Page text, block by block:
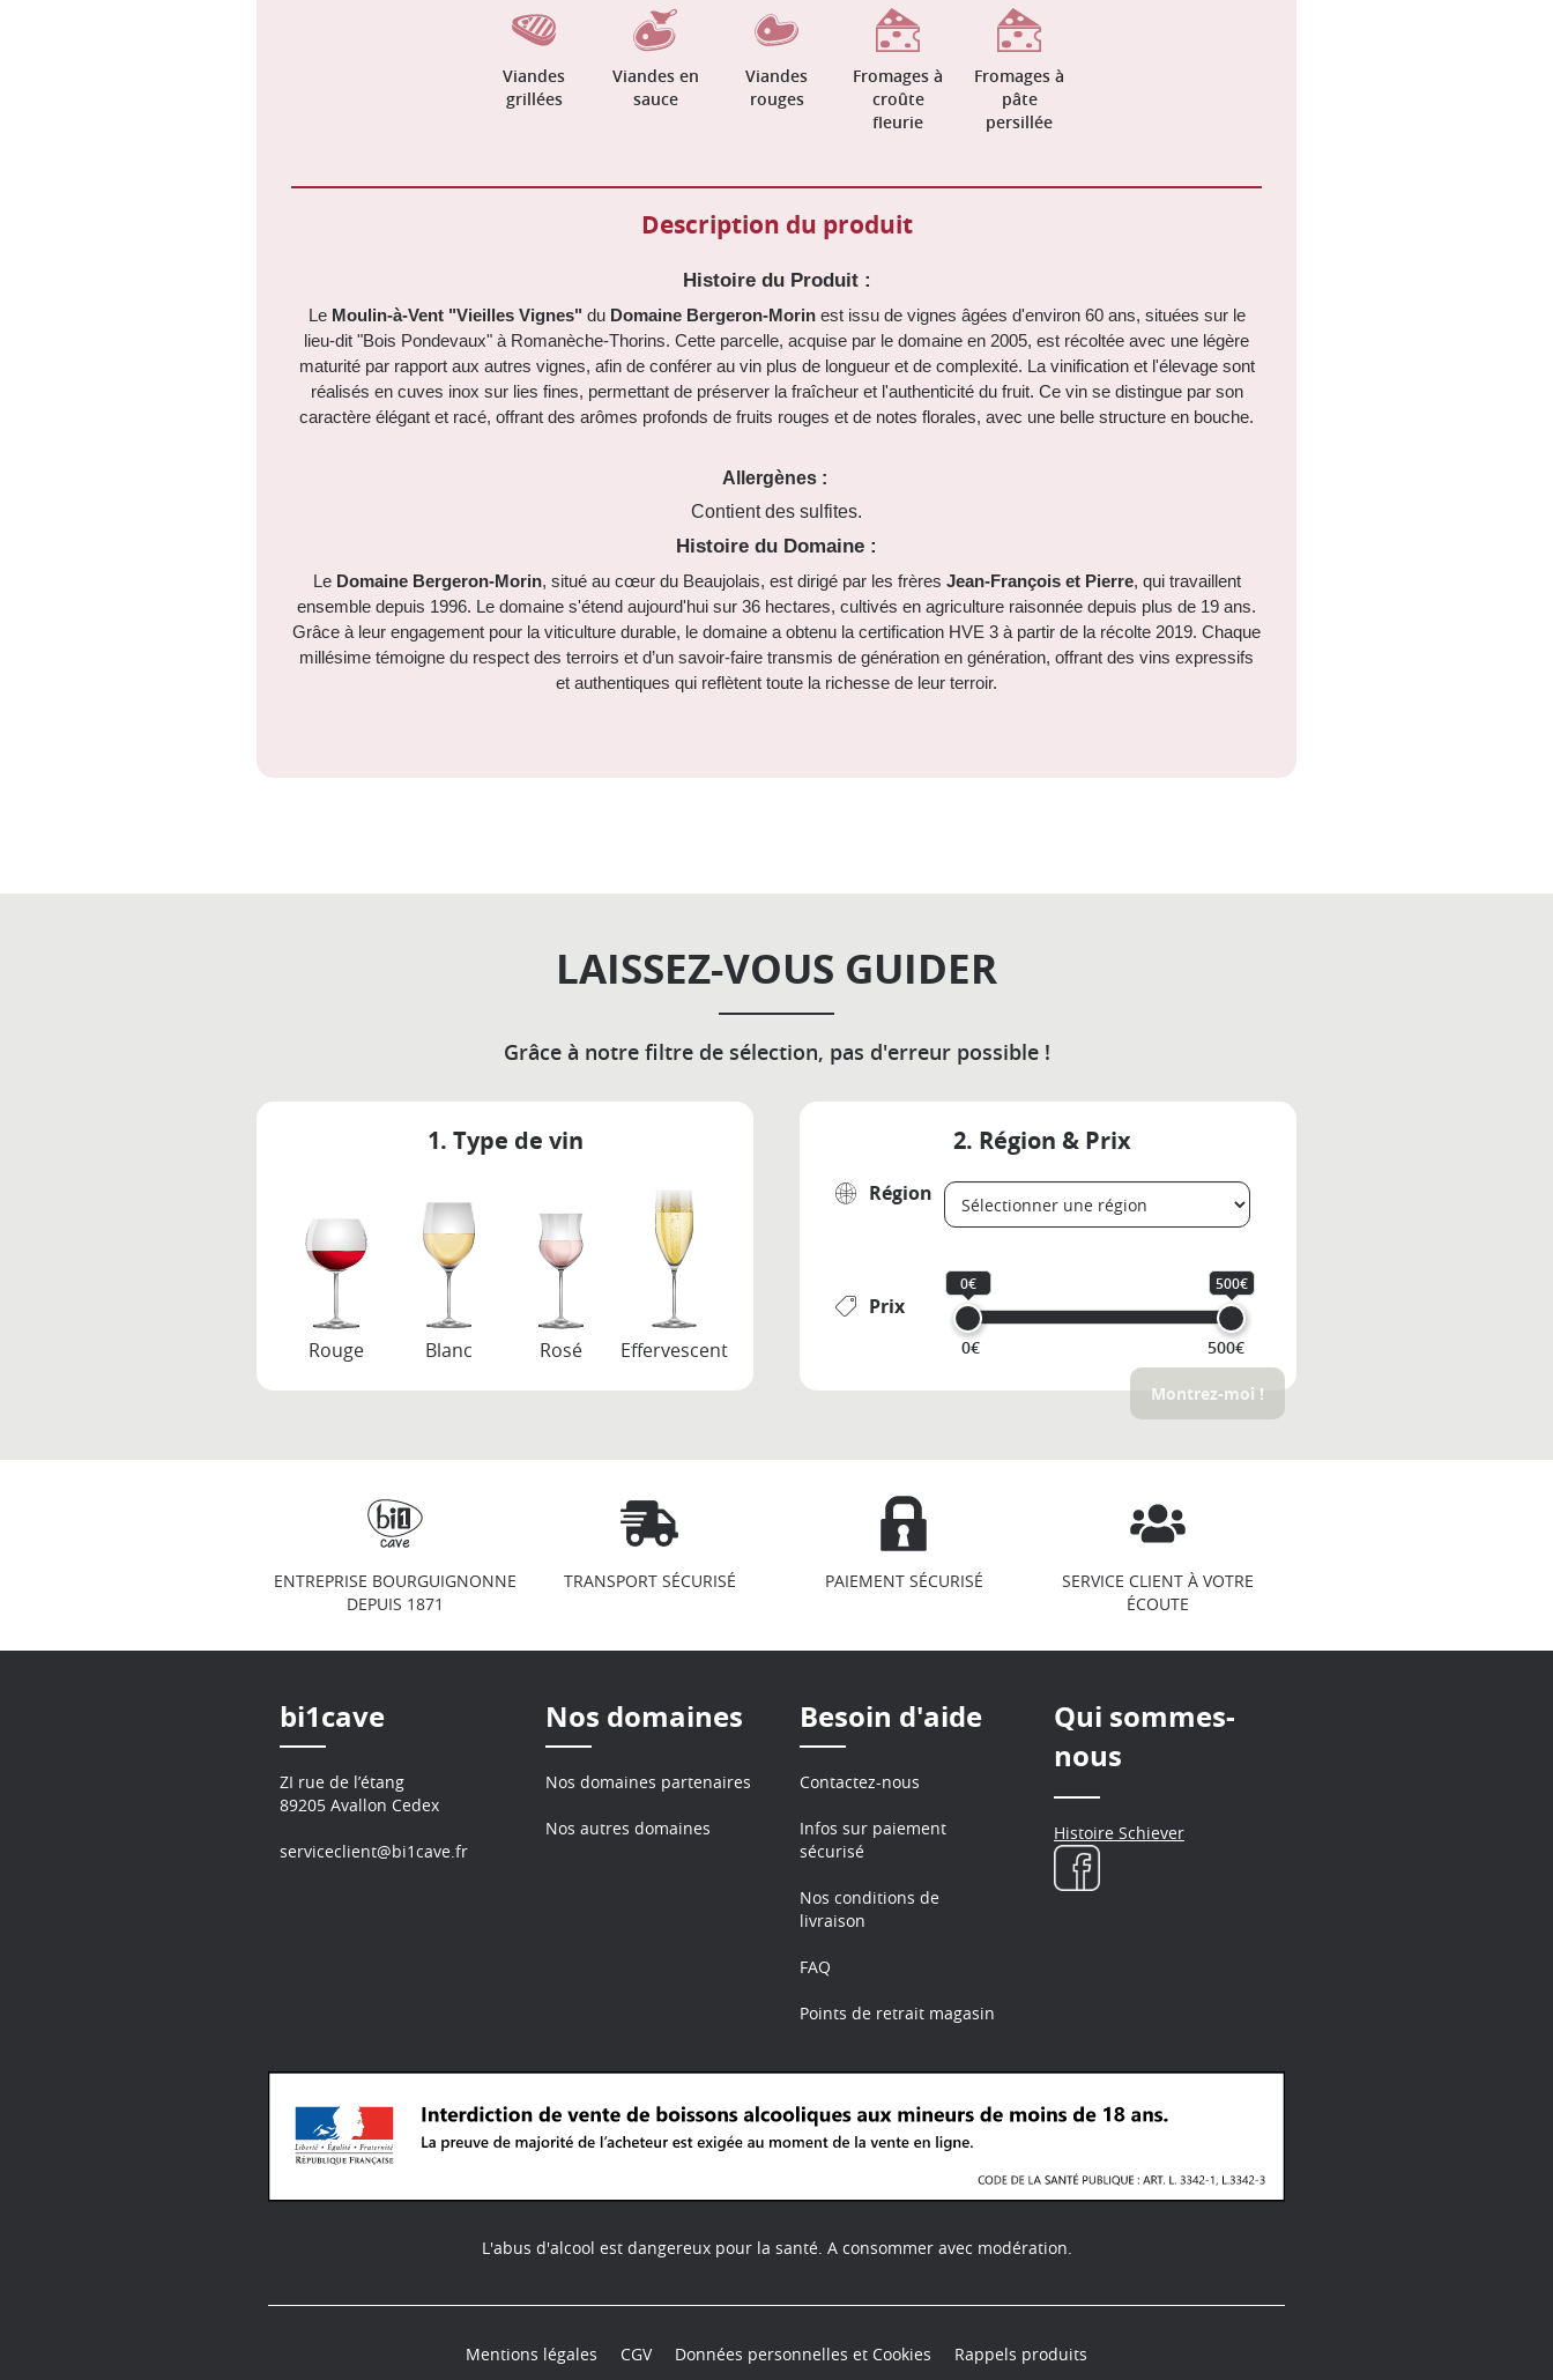
Viandes
grillées
Viandes en
sauce
Viandes
rouges
Fromages à
croûte
fleurie
Fromages à
pâte
persillée
Description du produit
Histoire du Produit :
Le Moulin-à-Vent "Vieilles Vignes" du Domaine Bergeron-Morinest issu de vignes âgées d'environ 60 ans, situées sur le
lieu-dit "Bois Pondevaux" à Romanèche-Thorins. Cette parcelle, acquise par le domaine en 2005, est récoltée avec une légère
maturité par rapport aux autres vignes, afin de conférer au vin plus de longueur et de complexité. La vinification et l'élevage sont
réalisés en cuves inox sur lies fines, permettant de préserver la fraîcheur et l'authenticité du fruit. Ce vin se distingue par son
caractère élégant et racé, offrant des arômes profonds de fruits rouges et de notes florales, avec une belle structure en bouche.
Allergènes :
Contient des sulfites.
Histoire du Domaine :
Le Domaine Bergeron-Morin, situé au cœur du Beaujolais, est dirigé par les frères Jean-François et Pierre, qui travaillent
ensemble depuis 1996. Le domaine s'étend aujourd'hui sur 36 hectares, cultivés en agriculture raisonnée depuis plus de 19 ans.
Grâce à leur engagement pour la viticulture durable, le domaine a obtenu la certification HVE 3 à partir de la récolte 2019. Chaque
millésime témoigne du respect des terroirs et d’un savoir-faire transmis de génération en génération, offrant des vins expressifs
et authentiques qui reflètent toute la richesse de leur terroir.
LAISSEZ-VOUS GUIDER
Grâce à notre filtre de sélection, pas d'erreur possible !
1. Type de vin
Rouge Blanc Rosé Effervescent
2. Région & Prix
Région
Prix
0€ 500€
0€ 500€
Montrez-moi !
ENTREPRISE BOURGUIGNONNE
DEPUIS 1871
TRANSPORT SÉCURISÉ PAIEMENT SÉCURISÉ
SERVICE CLIENT À VOTRE
ÉCOUTE
bi1cave
ZI rue de l’étang
89205 Avallon Cedex
serviceclient@bi1cave.fr
Nos domaines
Nos domaines partenaires
Nos autres domaines
Besoin d'aide
Contactez-nous
Infos sur paiement
sécurisé
Nos conditions de
livraison
FAQ
Points de retrait magasin
Qui sommes-
nous
Histoire Schiever
L'abus d'alcool est dangereux pour la santé. A consommer avec modération.
Mentions légales CGV Données personnelles et Cookies Rappels produits